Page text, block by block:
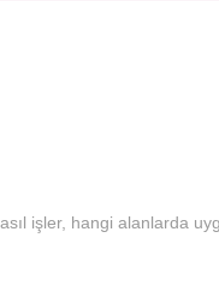
işler, hangi alanlarda